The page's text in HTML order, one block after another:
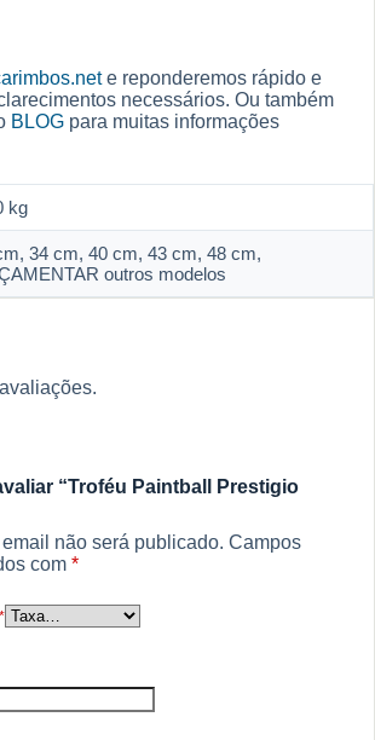
e reponderemos rápido e
necessários. Ou também
BLOG para muitas informações
kg
34 cm, 40 cm, 43 cm, 48 cm,
outros modelos
“Troféu Paintball Prestigio
não será publicado. Campos
com *
*